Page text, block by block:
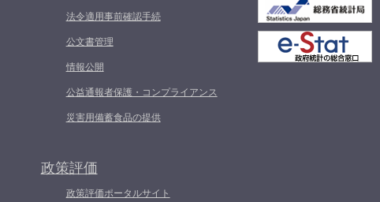
法令適用事前確認手続
公文書管理
情報公開
公益通報者保護・コンプライアンス
災害用備蓄食品の提供
政策評価
政策評価ポータルサイト